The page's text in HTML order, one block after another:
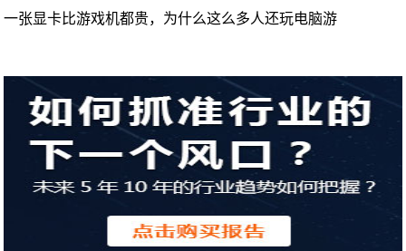
一张显卡比游戏机都贵，为什么这么多人还玩电脑游